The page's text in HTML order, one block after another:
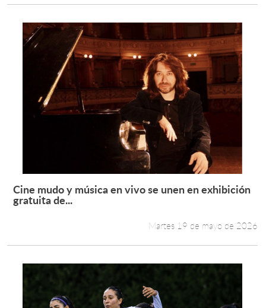
Leer más +
Cine mudo y música en vivo se unen en exhibición
gratuita de...
Martes 19 de mayo de 2026